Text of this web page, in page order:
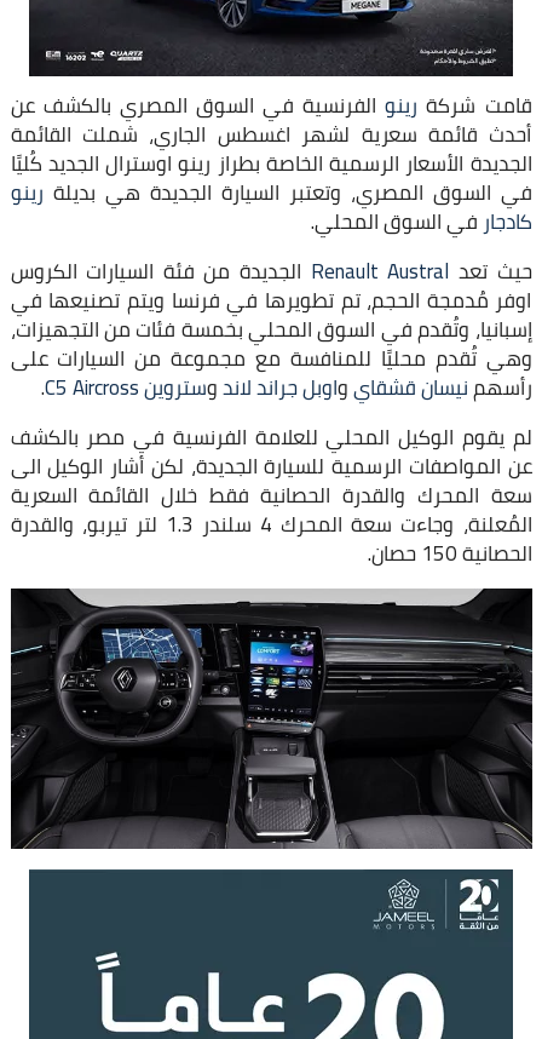
قامت شركة رينوالفرنسية في السوق المصري بالكشف عن
أحدث قائمة سعرية لشهر اغسطس الجاري، شملت القائمة
الجديدة الأسعار الرسمية الخاصة بطراز رينو اوسترال الجديد كُليًا
في السوق المصري، وتعتبر السيارة الجديدة هي بديلة رينو
كادجار في السوق المحلي.
حيث تعد Renault Austral الجديدة من فئة السيارات الكروس
اوفر مُدمجة الحجم، تم تطويرها في فرنسا ويتم تصنيعها في
إسبانيا، وتُقدم في السوق المحلي بخمسة فئات من التجهيزات،
وهي تُقدم محليًا للمنافسة مع مجموعة من السيارات على
رأسهمنيسان قشقايواوبل جراند لاندوستروين C5 Aircross
.
لم يقوم الوكيل المحلي للعلامة الفرنسية في مصر بالكشف
عن المواصفات الرسمية للسيارة الجديدة، لكن أشار الوكيل الى
سعة المحرك والقدرة الحصانية فقط خلال القائمة السعرية
المُعلنة، وجاءت سعة المحرك 4 سلندر 1.3 لتر تيربو، والقدرة
الحصانية 150 حصان.